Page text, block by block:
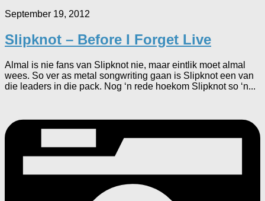
September 19, 2012
Slipknot – Before I Forget Live
Almal is nie fans van Slipknot nie, maar eintlik moet almal
wees. So ver as metal songwriting gaan is Slipknot een van
die leaders in die pack. Nog ‘n rede hoekom Slipknot so ‘n...